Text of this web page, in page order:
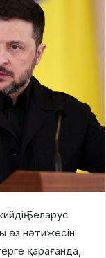
Беларус
өз нәтижесін
қарағанда,